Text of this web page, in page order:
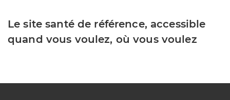
Le site santé de référence, accessible
quand vous voulez, où vous voulez